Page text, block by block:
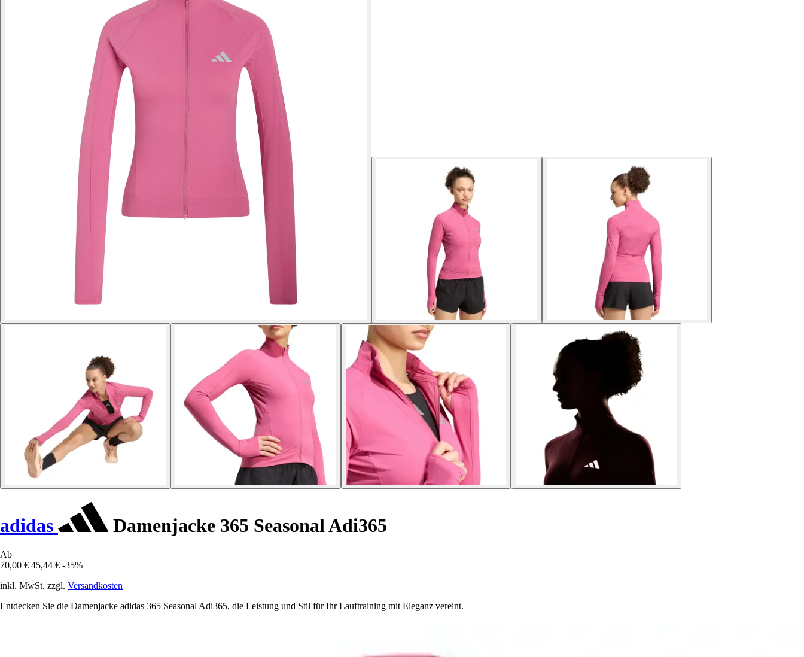
adidas Damenjacke 365 Seasonal Adi365
Ab
70,00 € 45,44 € -35%
inkl. MwSt. zzgl. Versandkosten
Entdecken Sie die Damenjacke adidas 365 Seasonal Adi365, die Leistung und Stil für Ihr Lauftraining mit Eleganz vereint.